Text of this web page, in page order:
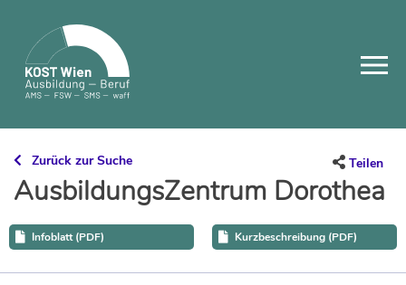
content
Zurück zur Suche
AusbildungsZentrum Dorothea
Teilen
Infoblatt (PDF) Kurzbeschreibung (PDF)